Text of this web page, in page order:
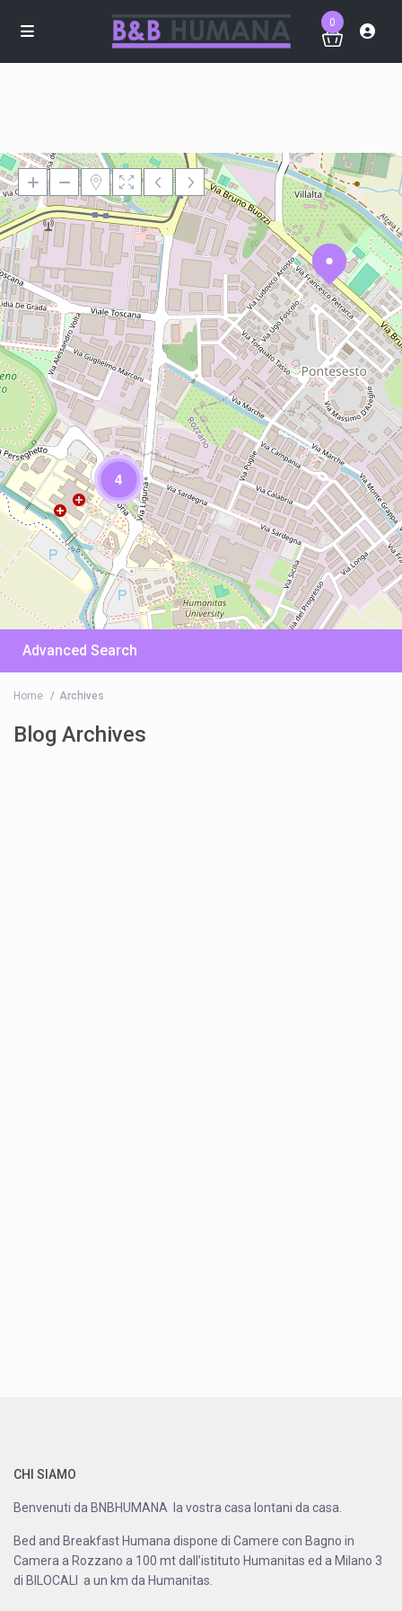
0
4
Loading Maps
Advanced Search
Home Archives
Blog Archives
CHI SIAMO
Benvenuti da BNBHUMANA la vostra casa lontani da casa.
Bed and Breakfast Humana dispone di Camere con Bagno in
Camera a Rozzano a 100 mt dall’istituto Humanitas ed a Milano 3
di BILOCALI a un km da Humanitas.